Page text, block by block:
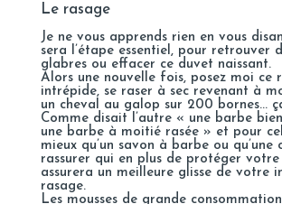
Le rasage
Je ne vous apprends rien en vous
sera l’étape essentiel, pour retrouver
glabres ou effacer ce duvet naissant.
Alors une nouvelle fois, posez moi ce
intrépide, se raser à sec revenant à
un cheval au galop sur 200 bornes…
Comme disait l’autre « une barbe
une barbe à moitié rasée » et pour
mieux qu’un savon à barbe ou qu’une
rassurer qui en plus de protéger votre
assurera un meilleure glisse de votre
rasage.
Les mousses de grande